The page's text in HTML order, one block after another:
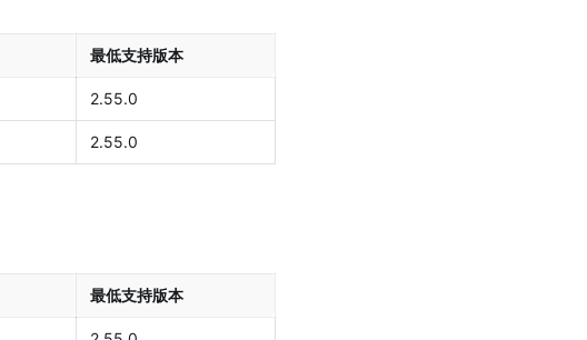
最低支持版本
2.55.0
2.55.0
最低支持版本